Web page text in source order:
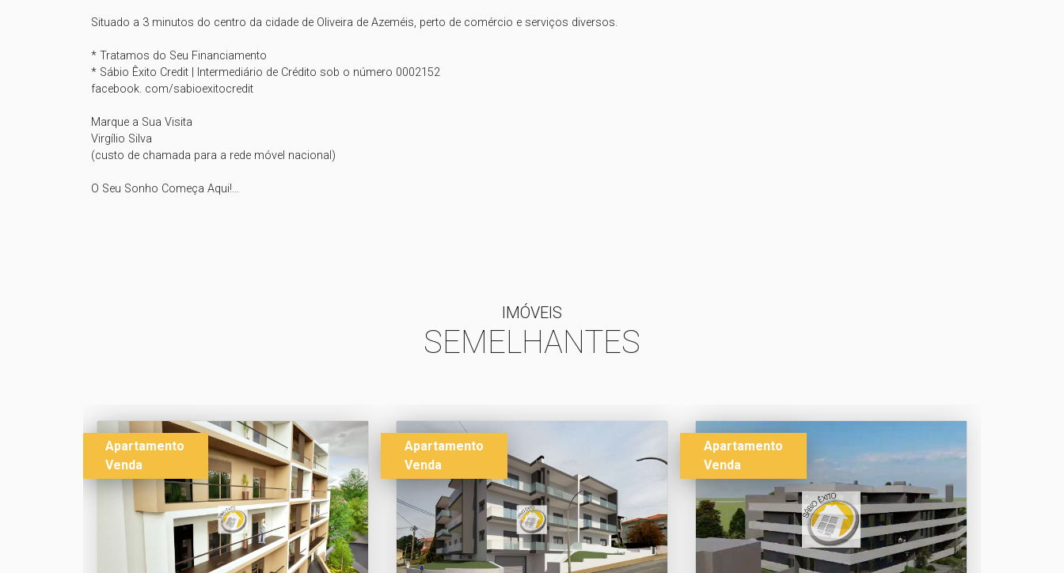
Situado a 3 minutos do centro da cidade de Oliveira de Azeméis, perto de comércio e serviços diversos.
* Tratamos do Seu Financiamento
* Sábio Êxito Credit | Intermediário de Crédito sob o número 0002152
facebook. com/sabioexitocredit
Marque a Sua Visita
Virgílio Silva
(custo de chamada para a rede móvel nacional)
O Seu Sonho Começa Aqui!...
IMÓVEIS
SEMELHANTES
Apartamento
Venda
Apartamento
Venda
Apartamento
Venda